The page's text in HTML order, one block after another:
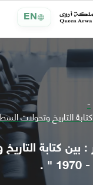
EN
: بين كتابة